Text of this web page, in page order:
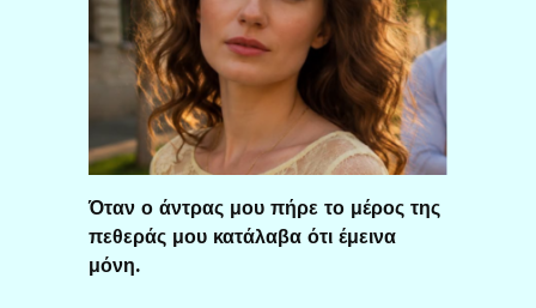
Όταν ο άντρας μου πήρε το μέρος της
πεθεράς μου κατάλαβα ότι έμεινα
μόνη.